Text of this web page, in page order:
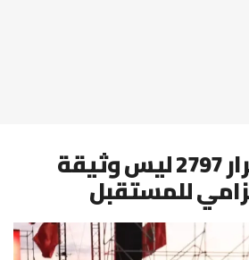
لوليشكي: القرار 2797 ليس وثيقة
للمستقبل